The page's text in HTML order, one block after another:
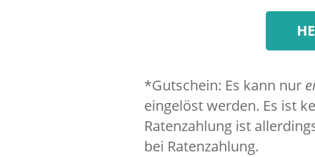
*Gutschein: Es kann nur
eingelöst werden. Es ist
Ratenzahlung ist
bei Ratenzahlung.